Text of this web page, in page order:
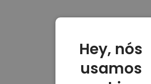
Hey, nós
usamos